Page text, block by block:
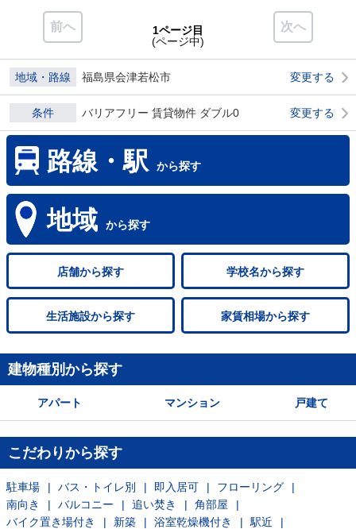
前へ 次へ
1ページ目
(ページ中)
地域・路線 福島県会津若松市 変更する
条件 バリアフリー 賃貸物件 ダブル0 変更する
路線・駅 から探す
地域 から探す
店舗から探す 学校名から探す
生活施設から探す 家賃相場から探す
建物種別から探す
アパート マンション 戸建て
こだわりから探す
駐車場 バス・トイレ別 即入居可
フローリング
南向き
バルコニー 追い焚き
角部屋
バイク置き場付き
新築 浴室乾燥機付き
駅近